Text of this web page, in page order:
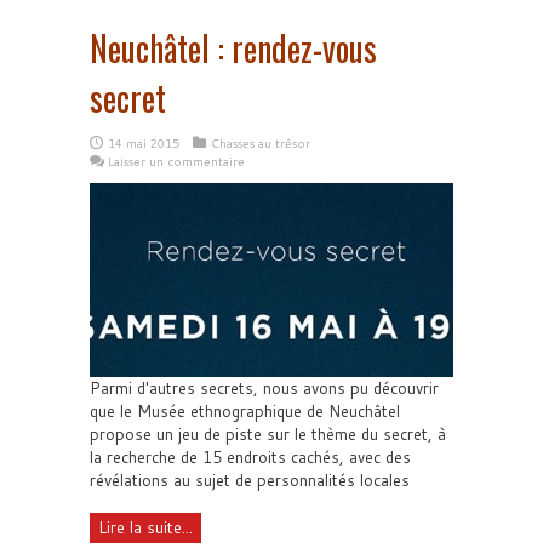
Neuchâtel : rendez-vous
secret
14 mai 2015
Chasses au trésor
Laisser un commentaire
Parmi d'autres secrets, nous avons pu découvrir
que le Musée ethnographique de Neuchâtel
propose un jeu de piste sur le thème du secret, à
la recherche de 15 endroits cachés, avec des
révélations au sujet de personnalités locales
Lire la suite...